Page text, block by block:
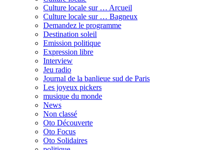
Culture locale sur … Arcueil
Culture locale sur … Bagneux
Demandez le programme
Destination soleil
Emission politique
Expression libre
Interview
Jeu radio
Journal de la banlieue sud de Paris
Les joyeux pickers
musique du monde
News
Non classé
Oto Découverte
Oto Focus
Oto Solidaires